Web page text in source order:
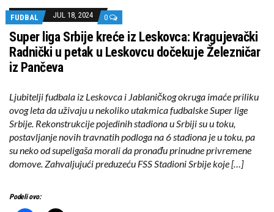
FUDBAL JUL 18, 2024 0
Super liga Srbije kreće iz Leskovca: Kragujevački
Radnički u petak u Leskovcu dočekuje Železničar
iz Pančeva
Ljubitelji fudbala iz Leskovca i Jablaničkog okruga imaće priliku
ovog leta da uživaju u nekoliko utakmica fudbalske Super lige
Srbije. Rekonstrukcije pojedinih stadiona u Srbiji su u toku,
postavljanje novih travnatih podloga na 6 stadiona je u toku, pa
su neko od supeligaša morali da pronađu prinudne privremene
domove. Zahvaljujući preduzeću FSS Stadioni Srbije koje […]
Podeli ovo: